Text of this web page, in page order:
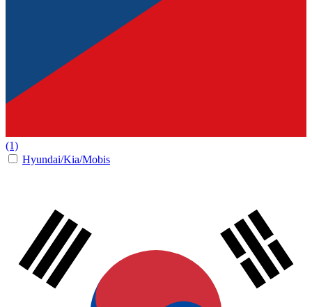
(1)
Hyundai/Kia/Mobis